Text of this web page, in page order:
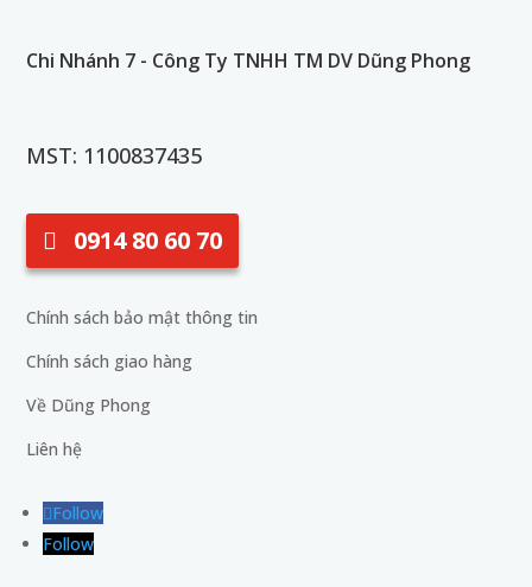
Chi Nhánh 7 - Công Ty TNHH TM DV Dũng Phong
MST: 1100837435
0914 80 60 70
Chính sách bảo mật thông tin
Chính sách giao hàng
Về Dũng Phong
Liên hệ
Follow
Follow